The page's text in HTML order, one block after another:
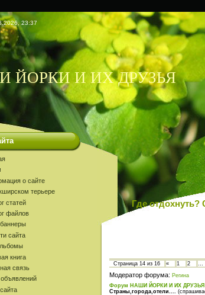
23:37
ЙОРКИ И ИХ ДРУЗЬЯ
о сайте
терьере
статей
файлов
сайта
книга
связь
Где
Страница 14 из 16 « 1 2 …
Модератор форума: Регина
Форум НАШИ ЙОРКИ И ИХ ДРУЗЬЯ
Cтраны,города,отели....